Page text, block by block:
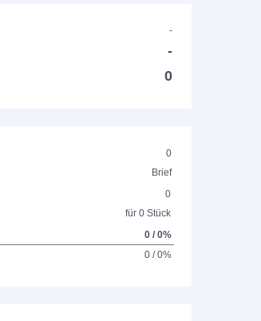
-
-
0
0
Brief
0
für 0 Stück
0 / 0%
0 / 0%